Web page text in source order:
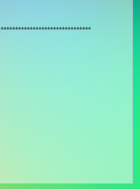
*******************************